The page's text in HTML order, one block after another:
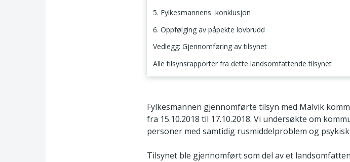
5. Fylkesmannens konklusjon
6. Oppfølging av påpekte lovbrudd
Vedlegg: Gjennomføring av tilsynet
Alle tilsynsrapporter fra dette landsomfattende tilsynet
Fylkesmannen gjennomførte tilsyn med Malvik
fra 15.10.2018 til 17.10.2018. Vi undersøkte om
personer med samtidig rusmiddelproblem og
Tilsynet ble gjennomført som del av et